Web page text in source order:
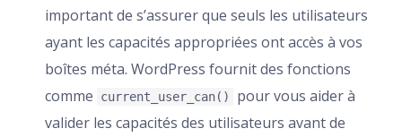
important de s’assurer que seuls les utilisateurs
ayant les capacités appropriées ont accès à vos
boîtes méta. WordPress fournit des fonctions
comme
current_user_can()
pour vous aider à
valider les capacités des utilisateurs avant de